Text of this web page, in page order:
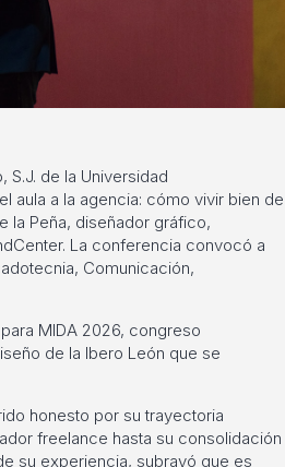
S.J. de la Universidad
aula a la agencia: cómo vivir bien de
la Peña, diseñador gráfico,
La conferencia convocó a
Comunicación,
MIDA 2026, congreso
de la Ibero León que se
honesto por su trayectoria
freelance hasta su consolidación
su experiencia, subrayó que es